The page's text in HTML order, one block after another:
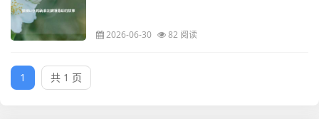
2026-06-30 82 阅读
1 共 1 页